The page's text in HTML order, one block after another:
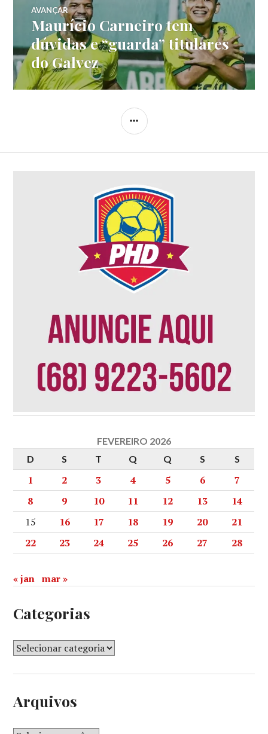
AVANÇAR
Maurício Carneiro tem
dúvidas e “guarda” titulares
do Galvez
FEVEREIRO 2026
D
S T Q Q S S
1 2 3 4 5 6
7
8
9 10 11 12 13
14
15
16 17 18 19 20
21
22
23 24 25 26 27 28
« jan mar »
Categorias
Arquivos